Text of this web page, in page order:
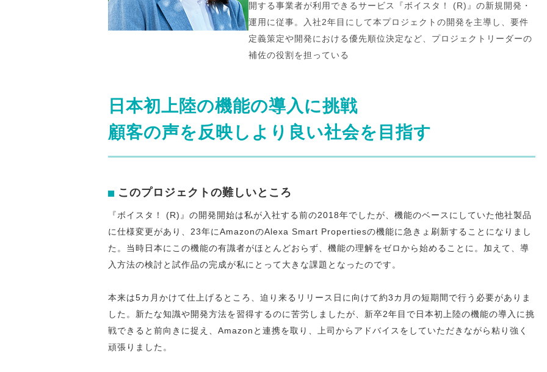
開する事業者が利用できるサービス『ボイスタ！ (R)』の新規開発・
運用に従事。入社2年目にして本プロジェクトの開発を主導し、要件
定義策定や開発における優先順位決定など、プロジェクトリーダーの
補佐の役割を担っている
日本初上陸の機能の導入に挑戦
顧客の声を反映しより良い社会を目指す
このプロジェクトの難しいところ
『ボイスタ！ (R)』の開発開始は私が入社する前の2018年でしたが、機能のベースにしていた他社製品
に仕様変更があり、23年にAmazonのAlexa Smart Propertiesの機能に急きょ刷新することになりまし
た。当時日本にこの機能の有識者がほとんどおらず、機能の理解をゼロから始めることに。加えて、導
入方法の検討と試作品の完成が私にとって大きな課題となったのです。
本来は5カ月かけて仕上げるところ、迫り来るリリース日に向けて約3カ月の短期間で行う必要がありま
した。新たな知識や開発方法を習得するのに苦労しましたが、新卒2年目で日本初上陸の機能の導入に挑
戦できると前向きに捉え、Amazonと連携を取り、上司からアドバイスをしていただきながら粘り強く
頑張りました。